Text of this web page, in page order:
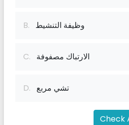
B. وظيفة التنشيط
C. الارتباك مصفوفة
D. تشي مربع
Check